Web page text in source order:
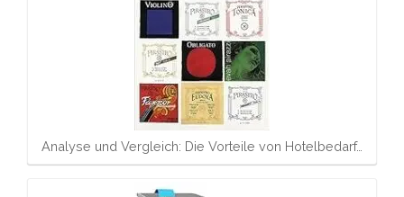
Analyse und Vergleich: Die Vorteile von Hotelbedarf…